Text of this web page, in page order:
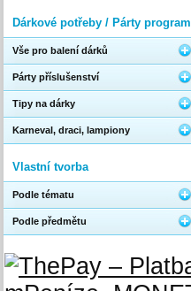
Dárkové potřeby / Párty program
Vše pro balení dárků
Párty příslušenství
Tipy na dárky
Karneval, draci, lampiony
Vlastní tvorba
Podle tématu
Podle předmětu